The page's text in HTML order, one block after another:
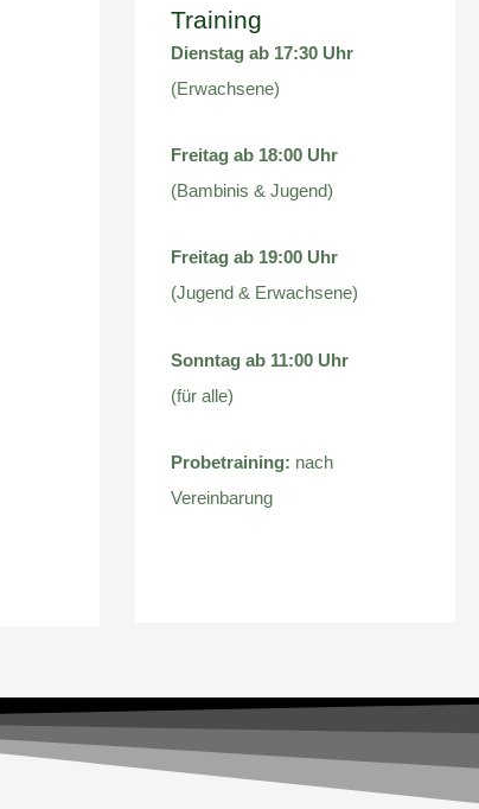
Training
Dienstag ab 17:30 Uhr
(Erwachsene)
Freitag ab 18:00 Uhr
(Bambinis & Jugend)
Freitag ab 19:00 Uhr
(Jugend & Erwachsene)
Sonntag ab 11:00 Uhr
(für alle)
Probetraining: nach
Vereinbarung